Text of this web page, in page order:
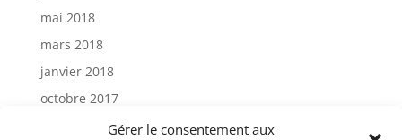
Gérer le consentement aux
mai 2018
mars 2018
janvier 2018
octobre 2017
janvier 2017